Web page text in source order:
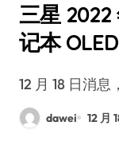
三星 2022
记本
12 月 18 日消
dawei 12 月